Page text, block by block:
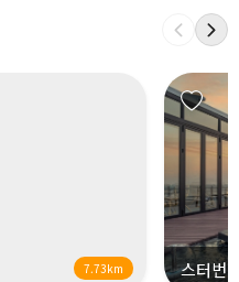
7.73km 스터번